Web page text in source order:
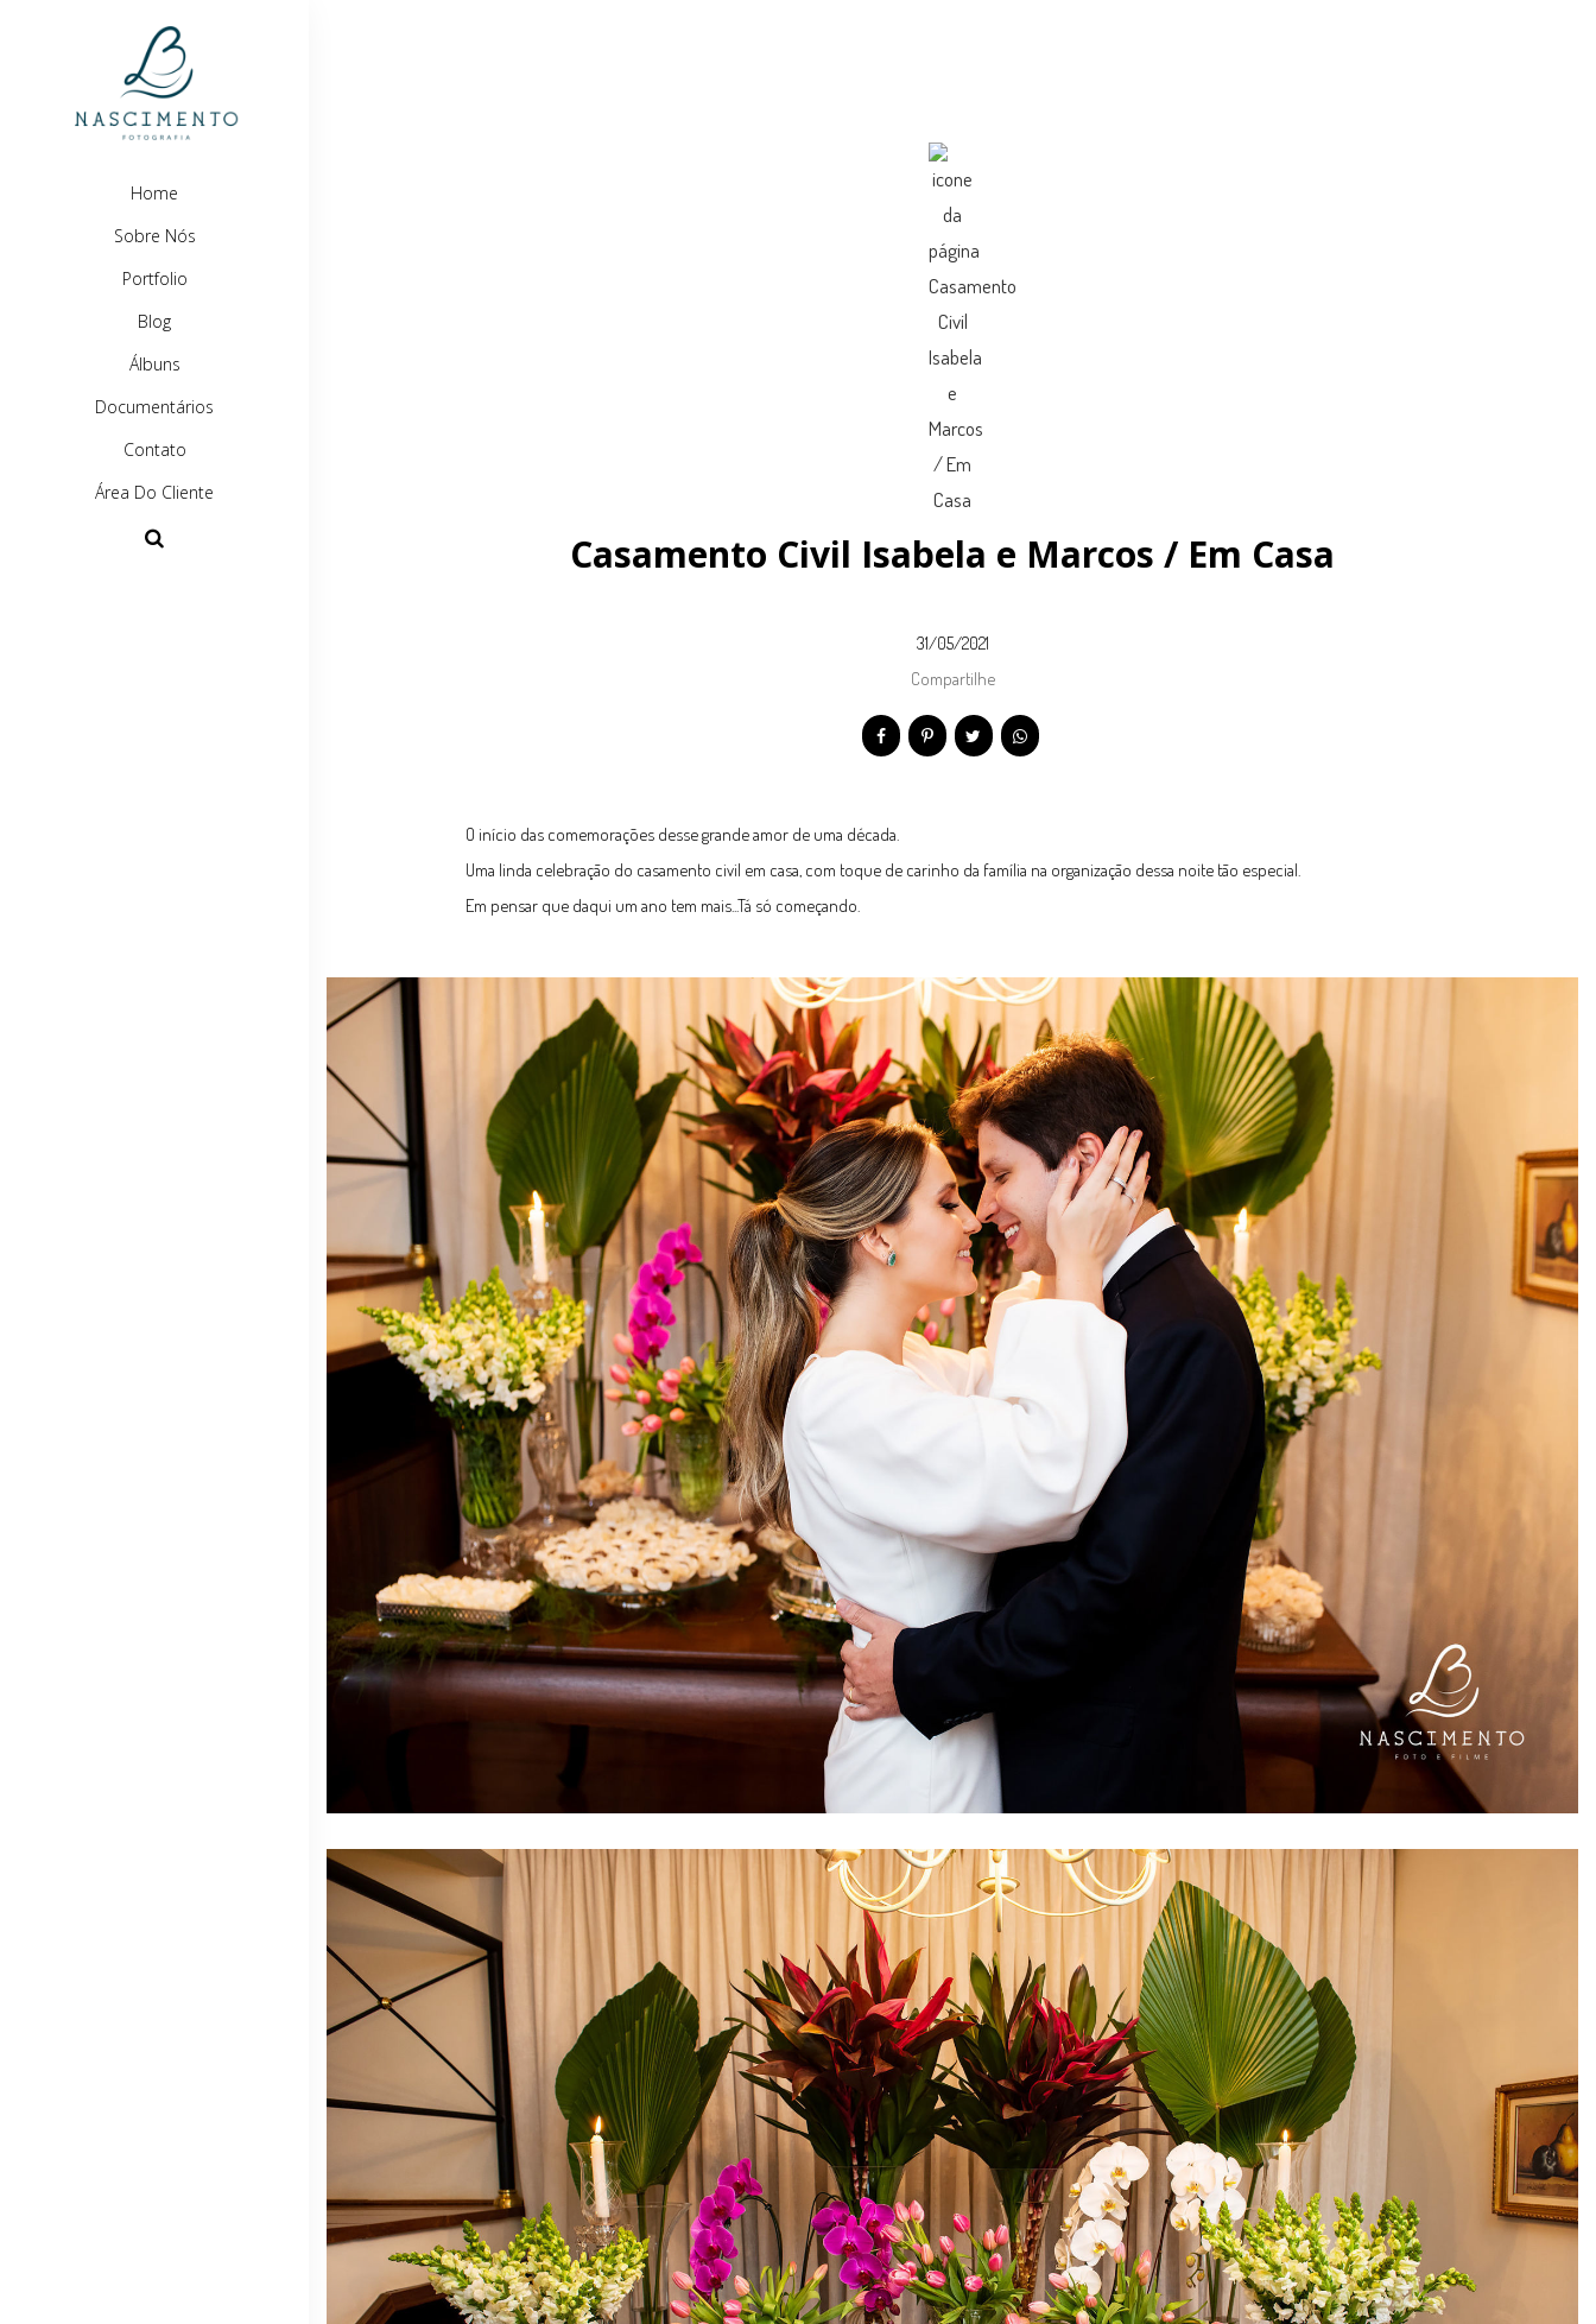
Home
Sobre Nós
Portfolio
Blog
Álbuns
Documentários
Contato
Área Do Cliente
Casamento Civil Isabela e Marcos / Em Casa
31/05/2021
Compartilhe
O início das comemorações desse grande amor de uma década.
Uma linda celebração do casamento civil em casa, com toque de carinho da família na organização dessa noite tão especial.
Em pensar que daqui um ano tem mais...Tá só começando.